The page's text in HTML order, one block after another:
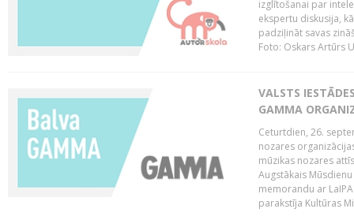
izglītošanai par
ekspertu diskusija,
padziļināt savas
Foto: Oskars Artūrs
VALSTS
GAMMA
Ceturtdien, 26.
nozares
mūzikas nozares
Augstākais
memorandu ar
parakstīja Kultūras